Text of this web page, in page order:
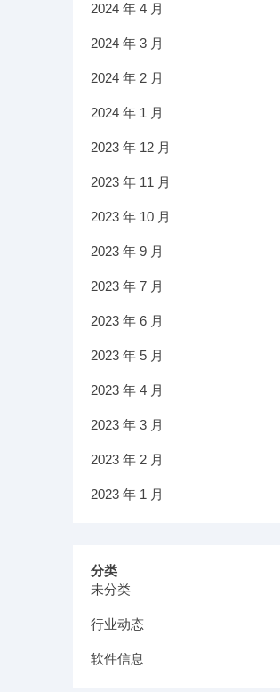
2024 年 4 月
2024 年 3 月
2024 年 2 月
2024 年 1 月
2023 年 12 月
2023 年 11 月
2023 年 10 月
2023 年 9 月
2023 年 7 月
2023 年 6 月
2023 年 5 月
2023 年 4 月
2023 年 3 月
2023 年 2 月
2023 年 1 月
分类
未分类
行业动态
软件信息